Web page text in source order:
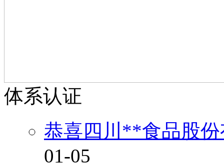
体系认证
恭喜四川**食品股
01-05